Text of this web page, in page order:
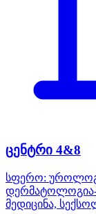
ცენტრი 4&8
სფერო:
მედიცინა,